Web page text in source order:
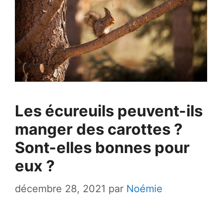
Les écureuils peuvent-ils
manger des carottes ?
Sont-elles bonnes pour
eux ?
décembre 28, 2021 par Noémie